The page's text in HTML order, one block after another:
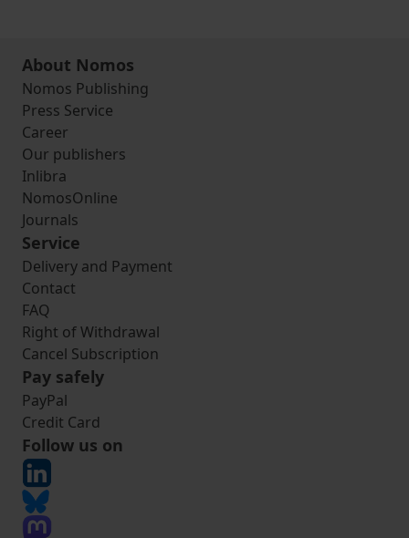
About Nomos
Nomos Publishing
Press Service
Career
Our publishers
Inlibra
NomosOnline
Journals
Service
Delivery and Payment
Contact
FAQ
Right of Withdrawal
Cancel Subscription
Pay safely
PayPal
Credit Card
Follow us on